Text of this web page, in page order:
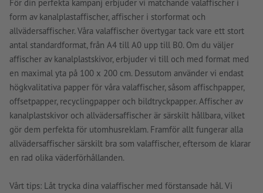
För din perfekta kampanj erbjuder vi matchande valaffischer i
form av kanalplastaffischer, affischer i storformat och
allvädersaffischer. Våra valaffischer övertygar tack vare ett stort
antal standardformat, från A4 till A0 upp till B0. Om du väljer
affischer av kanalplastskivor, erbjuder vi till och med format med
en maximal yta på 100 x 200 cm. Dessutom använder vi endast
högkvalitativa papper för våra valaffischer, såsom affischpapper,
offsetpapper, recyclingpapper och bildtryckpapper. Affischer av
kanalplastskivor och allvädersaffischer är särskilt hållbara, vilket
gör dem perfekta för utomhusreklam. Framför allt fungerar alla
allvädersaffischer särskilt bra som valaffischer, eftersom de klarar
en rad olika väderförhållanden.
Vårt tips: Låt trycka dina valaffischer med förstansade hål. Vi